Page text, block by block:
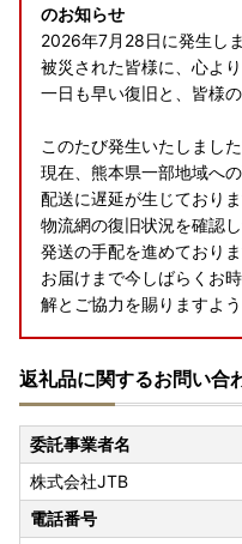
のお知らせ
2026年7月28日に発生し
被災された皆様に、心よ
一日も早い復旧と、皆様
このたび発生いたしまし
現在、熊本県一部地域へ
配送に遅延が生じておりま
物流網の復旧状況を確認
発送の手配を進めておりま
お届けまで今しばらくお
解とご協力を賜りますよ
返礼品に関するお問い合
委託事業者名
株式会社JTB
電話番号